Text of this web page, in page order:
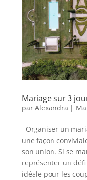
Mariage sur 3
par Alexandra |
Organiser un
une façon
son union. Si se
représenter un
idéale pour les